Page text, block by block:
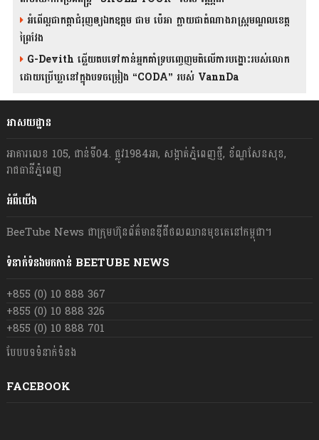
អំពើល្អជាកត្តាជំរុញឲ្យឯកឧត្តម ជាម ប៉េអា ក្លាយជាតំណាងរាស្ត្រមណ្ឌលខេត្ត
ព្រៃវែង
G-Devith ឆ្លើយតបទៅកាន់អ្នកគាំទ្របញ្ចេញមតិលើការបង្ហោះរបស់លោក
ដោយប្រើឃ្លានៅក្នុងបទចម្រៀង “CODA” រ​​​បស់ VannDa
អាសយដ្ឋាន
អាគារលេខ 105, ជាន់ទី04. ផ្លូវ1984អា, សង្កាត់ភ្នំពេញថ្មី, ខ័ណ្ឌសែនសុខ,
រាជធានីភ្នំពេញ
អំពីយើង
BeeTube News ជា​ក្រុមហ៊ុន​ព័ត៌មាន​ឌីជីថលឈាន​មុខ​គេ​នៅ​កម្ពុជា។
ទំនាក់ទំនងមកកាន់ BEETUBE NEWS
+855 (0) 10 888 367
+855 (0) 10 888 326
+855 (0) 10 888 701
បែបបទទំនាក់ទំនង
FACEBOOK